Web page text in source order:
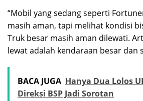
“Mobil yang sedang seperti
masih aman, tapi melihat kondisi
Truk besar masih aman dilewati.
lewat adalah kendaraan besar dan
BACA JUGA Hanya Dua Lolos
Direksi BSP Jadi Sorotan